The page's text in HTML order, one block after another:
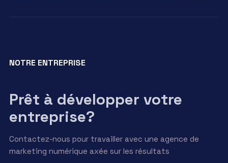
NOTRE ENTREPRISE
Prêt à développer votre
entreprise?
Contactez-nous pour travailler avec une agence de
marketing numérique axée sur les résultats